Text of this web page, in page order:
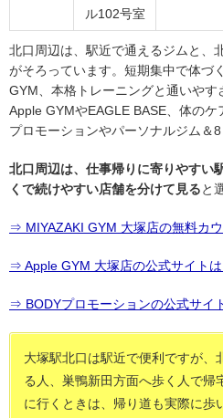
ル102号室
北口周辺は、駅近で通えるジムと、
がそろっています。短期集中で体づ
GYM、本格トレーニングと通いやす
Apple GYMやEAGLE BASE、体の
プロモーションやパーソナルジム＆8
北口周辺は、仕事帰りに寄りやすい
くで続けやすい店舗を分けて見ると
⇒ MIYAZAKI GYM 大塚店の無料カ
⇒ Apple GYM 大塚店の公式サイト
⇒ BODYプロモーションの公式サイ
大塚駅北口は駅近で便利ですが、
る人、巣鴨新田方面へ歩く人で帰
に行くときは、帰り道も実際に歩